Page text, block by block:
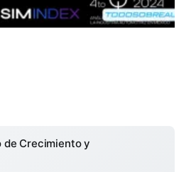
de Crecimiento y